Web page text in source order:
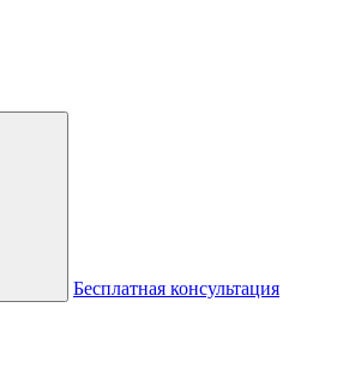
Бесплатная консультация